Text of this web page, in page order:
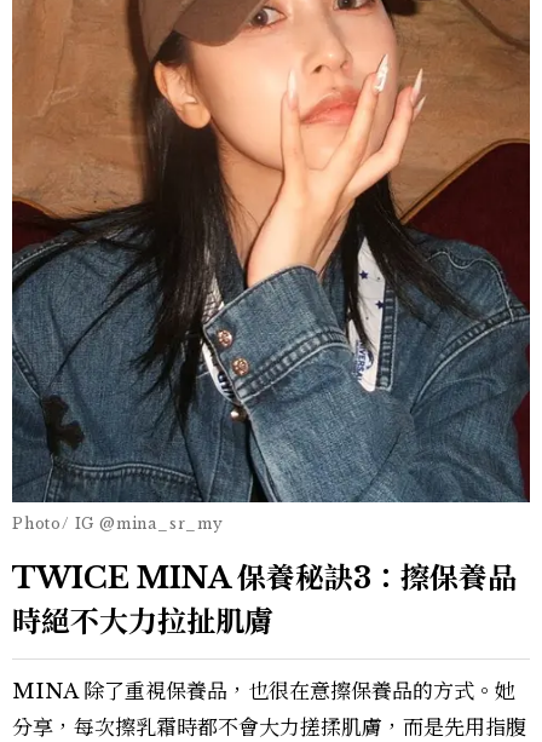
Photo/ IG @mina_sr_my
TWICE MINA 保養秘訣3：擦保養品
時絕不大力拉扯肌膚
MINA 除了重視保養品，也很在意擦保養品的方式。她
分享，每次擦乳霜時都不會大力搓揉肌膚，而是先用指腹